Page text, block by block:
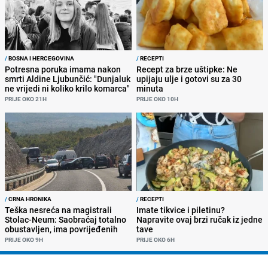
/BOSNA I HERCEGOVINA
Potresna poruka imama nakon
smrti Aldine Ljubunčić: "Dunjaluk
ne vrijedi ni koliko krilo komarca"
PRIJE OKO 21H
/RECEPTI
Recept za brze uštipke: Ne
upijaju ulje i gotovi su za 30
minuta
PRIJE OKO 10H
/CRNA HRONIKA
Teška nesreća na magistrali
Stolac-Neum: Saobraćaj totalno
obustavljen, ima povrijeđenih
PRIJE OKO 9H
/RECEPTI
Imate tikvice i piletinu?
Napravite ovaj brzi ručak iz jedne
tave
PRIJE OKO 6H